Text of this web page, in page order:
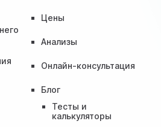
Цены
Анализы
Онлайн-консультация
Блог
Тесты и
калькуляторы